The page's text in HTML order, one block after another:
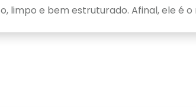
e bem estruturado. Afinal, ele é